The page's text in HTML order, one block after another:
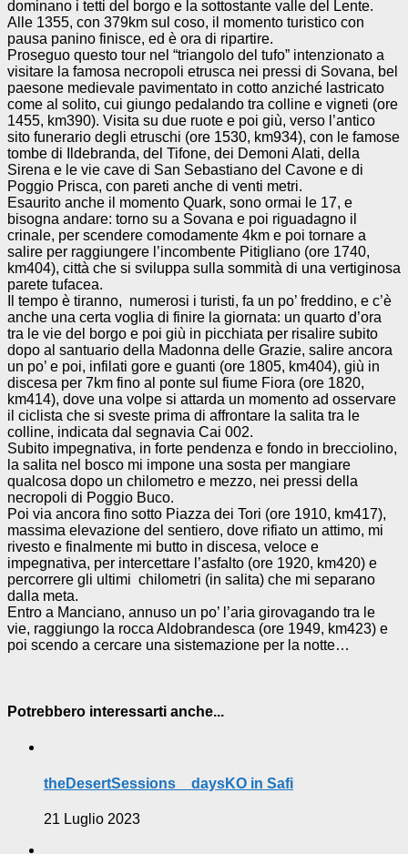
dominano i tetti del borgo e la sottostante valle del Lente.
Alle 1355, con 379km sul coso, il momento turistico con
pausa panino finisce, ed è ora di ripartire.
Proseguo questo tour nel “triangolo del tufo” intenzionato a
visitare la famosa necropoli etrusca nei pressi di Sovana, bel
paesone medievale pavimentato in cotto anziché lastricato
come al solito, cui giungo pedalando tra colline e vigneti (ore
1455, km390). Visita su due ruote e poi giù, verso l’antico
sito funerario degli etruschi (ore 1530, km934), con le famose
tombe di Ildebranda, del Tifone, dei Demoni Alati, della
Sirena e le vie cave di San Sebastiano del Cavone e di
Poggio Prisca, con pareti anche di venti metri.
Esaurito anche il momento Quark, sono ormai le 17, e
bisogna andare: torno su a Sovana e poi riguadagno il
crinale, per scendere comodamente 4km e poi tornare a
salire per raggiungere l’incombente Pitigliano (ore 1740,
km404), città che si sviluppa sulla sommità di una vertiginosa
parete tufacea.
Il tempo è tiranno, numerosi i turisti, fa un po’ freddino, e c’è
anche una certa voglia di finire la giornata: un quarto d’ora
tra le vie del borgo e poi giù in picchiata per risalire subito
dopo al santuario della Madonna delle Grazie, salire ancora
un po’ e poi, infilati gore e guanti (ore 1805, km404), giù in
discesa per 7km fino al ponte sul fiume Fiora (ore 1820,
km414), dove una volpe si attarda un momento ad osservare
il ciclista che si sveste prima di affrontare la salita tra le
colline, indicata dal segnavia Cai 002.
Subito impegnativa, in forte pendenza e fondo in brecciolino,
la salita nel bosco mi impone una sosta per mangiare
qualcosa dopo un chilometro e mezzo, nei pressi della
necropoli di Poggio Buco.
Poi via ancora fino sotto Piazza dei Tori (ore 1910, km417),
massima elevazione del sentiero, dove rifiato un attimo, mi
rivesto e finalmente mi butto in discesa, veloce e
impegnativa, per intercettare l’asfalto (ore 1920, km420) e
percorrere gli ultimi chilometri (in salita) che mi separano
dalla meta.
Entro a Manciano, annuso un po’ l’aria girovagando tra le
vie, raggiungo la rocca Aldobrandesca (ore 1949, km423) e
poi scendo a cercare una sistemazione per la notte…
Potrebbero interessarti anche...
theDesertSessions _ daysKO in Safi
21 Luglio 2023